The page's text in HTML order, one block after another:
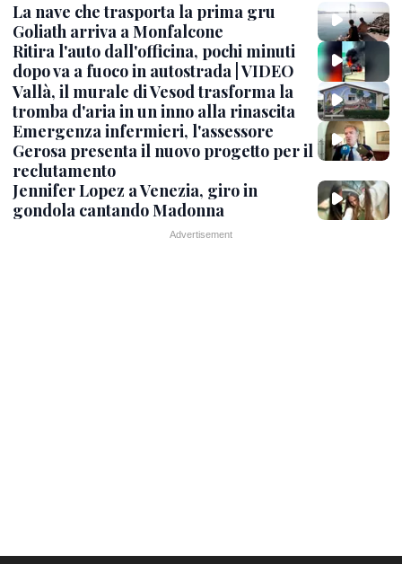
La nave che trasporta la prima gru
Goliath arriva a Monfalcone
Ritira l'auto dall'officina, pochi minuti
dopo va a fuoco in autostrada | VIDEO
Vallà, il murale di Vesod trasforma la
tromba d'aria in un inno alla rinascita
Emergenza infermieri, l'assessore
Gerosa presenta il nuovo progetto per il
reclutamento
Jennifer Lopez a Venezia, giro in
gondola cantando Madonna